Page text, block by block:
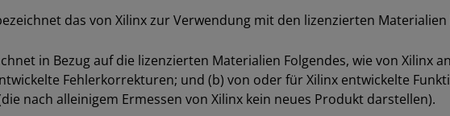
das von Xilinx zur Verwendung mit den lizenzierten
in Bezug auf die lizenzierten Materialien Folgendes, wie von Xilinx
Fehlerkorrekturen; und (b) von oder für Xilinx entwickelte
nach alleinigem Ermessen von Xilinx kein neues Produkt darstellen).